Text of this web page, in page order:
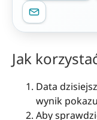
Jak
Data
wynik
Aby